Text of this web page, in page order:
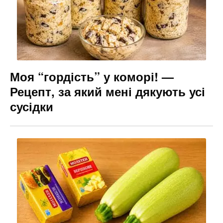
Моя “гордість” у коморі! —
Рецепт, за який мені дякують усі
сусідки